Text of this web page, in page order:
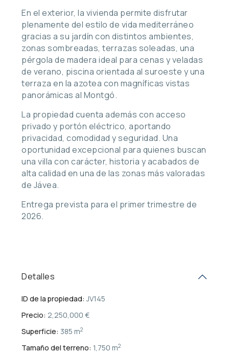
En el exterior, la vivienda permite disfrutar
plenamente del estilo de vida mediterráneo
gracias a su jardín con distintos ambientes,
zonas sombreadas, terrazas soleadas, una
pérgola de madera ideal para cenas y veladas
de verano, piscina orientada al suroeste y una
terraza en la azotea con magníficas vistas
panorámicas al Montgó.
La propiedad cuenta además con acceso
privado y portón eléctrico, aportando
privacidad, comodidad y seguridad. Una
oportunidad excepcional para quienes buscan
una villa con carácter, historia y acabados de
alta calidad en una de las zonas más valoradas
de Jávea.
Entrega prevista para el primer trimestre de
2026.
Detalles
ID de la propiedad: JV145
Precio: 2,250,000 €
Superficie: 385 m2
Tamaño del terreno: 1,750 m2